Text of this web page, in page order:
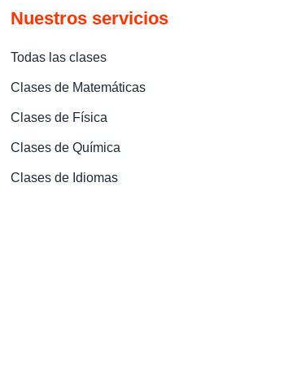
Nuestros servicios
Todas las clases
Clases de Matemáticas
Clases de Física
Clases de Química
Clases de Idiomas